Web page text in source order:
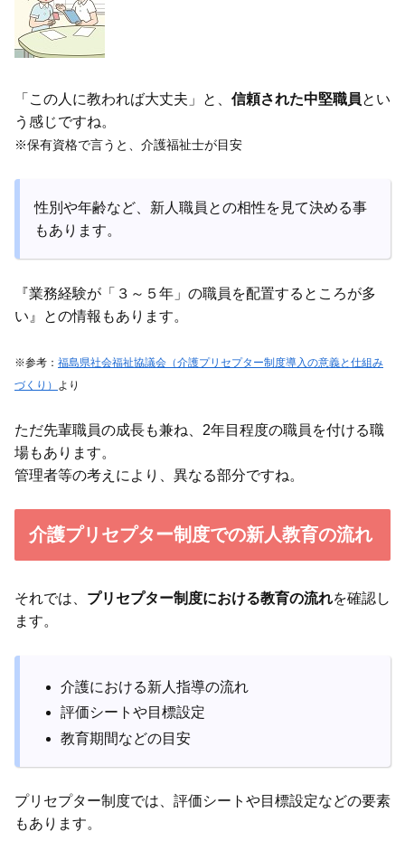
「この人に教われば大丈夫」と、 信頼された中堅職員とい
う感じですね。
※保有資格で言うと、介護福祉士が目安
性別や年齢など、新人職員との相性を見て決める事
もあります。
『業務経験が「３～５年」の職員を配置するところが多
い』との情報もあります。
※参考： 福島県社会福祉協議会（介護プリセプター制度導入の意義と仕組み
づくり） より
ただ先輩職員の成長も兼ね、2年目程度の職員を付ける職
場もあります。
管理者等の考えにより、異なる部分ですね。
介護プリセプター制度での新人教育の流れ
それでは、 プリセプター制度における教育の流れを確認し
ます。
介護における新人指導の流れ
評価シートや目標設定
教育期間などの目安
プリセプター制度では、評価シートや目標設定などの要素
もあります。